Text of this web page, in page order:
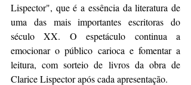
Lispector", que é a essência da literatura de
uma das mais importantes escritoras do
século XX. O espetáculo continua a
emocionar o público carioca e fomentar a
leitura, com sorteio de livros da obra de
Clarice Lispector após cada apresentação.